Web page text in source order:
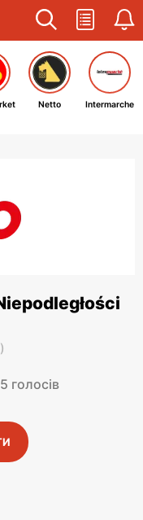
Netto Intermarche
)
голосів